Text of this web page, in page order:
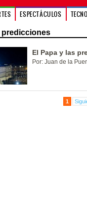
ESPECTÁCULOS
predicciones
El Papa y las
Por: Juan de la
1